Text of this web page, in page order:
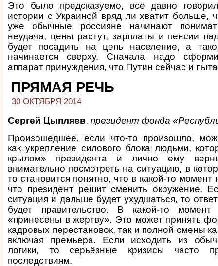
Это было предсказуемо, все давно
истории с Украиной вряд ли хватит больше,
уже обычные россияне начинают
неудача, цены растут, зарплаты и пенсии
будет посадить на цепь население, а
начинается сверху. Сначала надо
аппарат принуждения, что Путин сейчас и
ПРЯМАЯ РЕЧЬ
30 ОКТЯБРЯ 2014
Сергей Цыпляев, президент фонда
Произошедшее, если что-то произошло,
как укрепление силового блока людьми,
крылом» президента и лично ему
внимательно посмотреть на ситуацию, в
то становится понятно, что в какой-то момент
что президент решит сменить окружение.
ситуация и дальше будет ухудшаться, то
будет правительство. В какой-то
«принесены в жертву». Это может принять
кадровых перестановок, так и полной смены
включая премьера. Если исходить из
логики, то серьёзные кризисы часто
последствиям.